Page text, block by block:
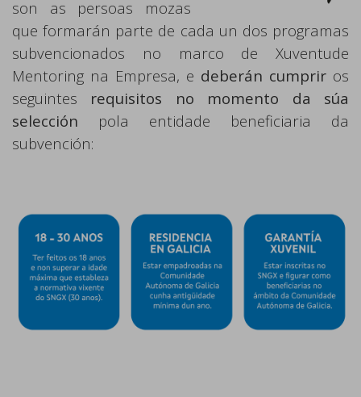
son as persoas mozas
que formarán parte de cada un dos programas
subvencionados no marco de Xuventude
Mentoring na Empresa, e deberán cumprir os
seguintes requisitos no
momento da súa
selección pola entidade beneficiaria da
subvención: